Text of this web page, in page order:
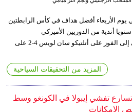
يوم الأربعاء أفضل هداف في كأس الرابطتين
أندية من الدوريين الأميركي
والمكسيكي، بعدما قاد إنتر ميامي إلى الفوز على أتلتيكو سان لويس 4-2 على
المزيد من التحقيقات السياحية
تفشي إيبولا في الكونغو وسط
الإمكانات